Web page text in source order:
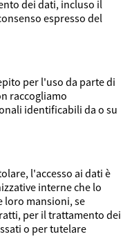
dei dati, incluso il
espresso del
per l'uso da parte di
raccogliamo
identificabili da o su
l'accesso ai dati è
interne che lo
loro mansioni, se
per il trattamento dei
o per tutelare